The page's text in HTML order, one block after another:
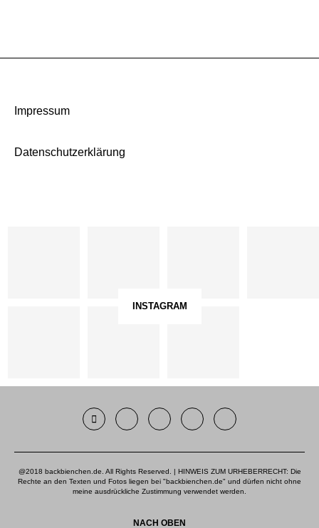
Impressum
Datenschutzerklärung
INSTAGRAM
@2018 backbienchen.de. All Rights Reserved. | HINWEIS ZUM URHEBERRECHT: Die
Rechte an den Texten und Fotos liegen bei "backbienchen.de" und dürfen nicht ohne
meine ausdrückliche Zustimmung verwendet werden.
NACH OBEN